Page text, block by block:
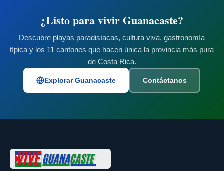
¿Listo para vivir Guanacaste?
Descubre playas paradisíacas, cultura viva, gastronomía
típica y los 11 cantones que hacen única la provincia más pura
de Costa Rica.
Explorar Guanacaste Contáctanos